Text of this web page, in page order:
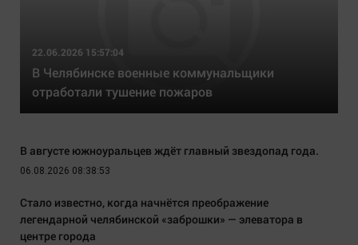
22.06.2026 15:57:04
В Челябинске военные коммунальщики
отработали тушение пожаров
В августе южноуральцев ждёт главный звездопад года.
06.08.2026 08:38:53
Стало известно, когда начнётся преображение
легендарной челябинской «заброшки» — элеватора в
центре города